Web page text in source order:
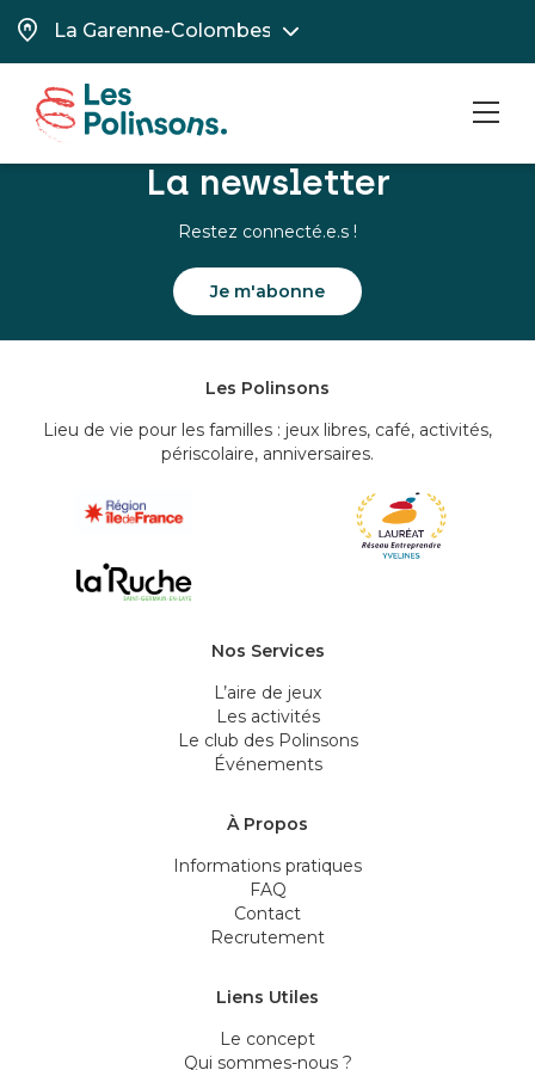
Stage Relation client,
Vente, Communication et
Accueil événementiel
La newsletter
Restez connecté.e.s !
Je m'abonne
Les Polinsons
Lieu de vie pour les familles : jeux libres, café, activités,
périscolaire, anniversaires.
Nos Services
L’aire de jeux
Les activités
Le club des Polinsons
Événements
À Propos
Informations pratiques
FAQ
Contact
Recrutement
Liens Utiles
Le concept
Qui sommes-nous ?